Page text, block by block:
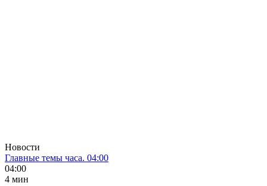
Новости
Главные темы часа. 04:00
04:00
4 мин